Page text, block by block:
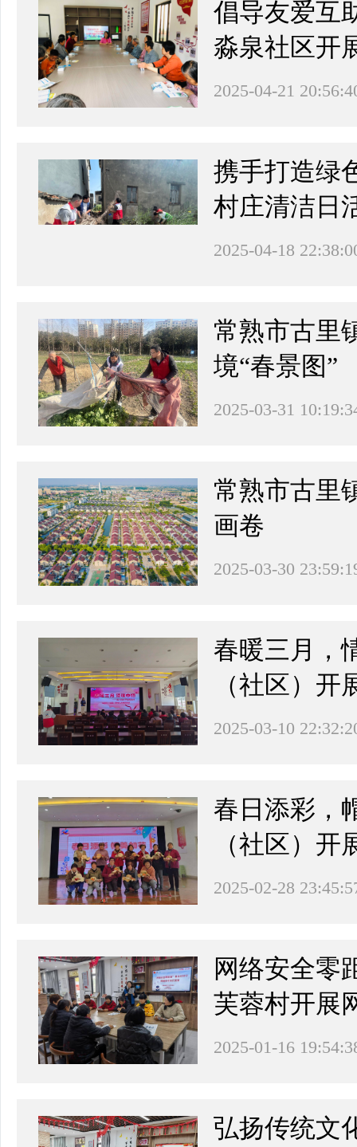
倡导友爱互
淼泉社区开
2025-04-21
携手打造绿
村庄清洁日
2025-04-18
常熟市古里
境“春景图”
2025-03-31
常熟市古里
画卷
2025-03-30
春暖三月，
（社区）
2025-03-10
春日添彩，
（社区）
2025-02-28
网络安全零
芙蓉村开展
2025-01-16
弘扬传统文